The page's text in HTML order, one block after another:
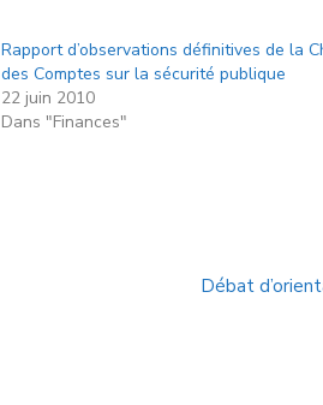
Rapport d’observations définitives de la
des Comptes sur la sécurité publique
22 juin 2010
Dans "Finances"
Débat